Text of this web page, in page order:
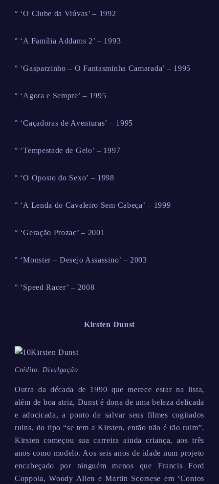
° ‘O Clube da Viúvas’ – 1992
° ‘A Família Addams 2’ – 1993
° ‘Gasparzinho – O Fantasminha Camarada’ – 1995
° ‘Agora e Sempre’ – 1995
° ‘Caçadoras de Aventuras’ – 1995
° ‘Tempestade de Gelo’ – 1997
° ‘O Oposto do Sexo’ – 1998
° ‘A Lenda do Cavaleiro Sem Cabeça’ – 1999
° ‘Geração Prozac’ – 2001
° ‘Monster – Desejo Assassino’ – 2003
° ‘Speed Racer’ – 2008
Kirsten Dunst
Crédito: Divulgação
Outra da década de 1990 que merece estar na lista,
além de boa atriz, Dunst é dona de uma beleza delicada
e adocicada, a ponto de salvar seus filmes cogitados
ruins, do tipo “se tem a Kirsten, então não é tão ruim”.
Kirsten começou sua carreira ainda criança, aos três
anos como modelo. Aos seis anos de idade num projeto
encabeçado por ninguém menos que Francis Ford
Coppola, Woody Allen e Martin Scorsese em ‘Contos